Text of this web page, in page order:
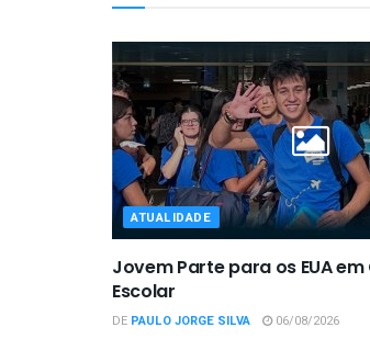
ATUALIDADE
Jovem Parte para os EUA
Escolar
DE PAULO JORGE SILVA 06/08/2026